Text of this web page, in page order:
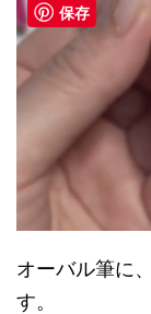
オーバル筆に、
す。
保存